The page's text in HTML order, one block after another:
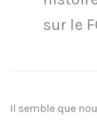
sur le
Il semble que